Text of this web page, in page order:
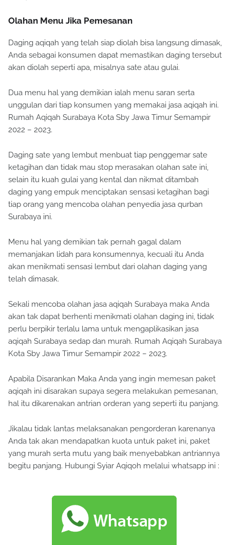
Olahan Menu Jika Pemesanan
Daging aqiqah yang telah siap diolah bisa langsung dimasak,
Anda sebagai konsumen dapat memastikan daging tersebut
akan diolah seperti apa, misalnya sate atau gulai.
Dua menu hal yang demikian ialah menu saran serta
unggulan dari tiap konsumen yang memakai jasa aqiqah ini.
Rumah Aqiqah Surabaya Kota Sby Jawa Timur Semampir
2022 – 2023.
Daging sate yang lembut menbuat tiap penggemar sate
ketagihan dan tidak mau stop merasakan olahan sate ini,
selain itu kuah gulai yang kental dan nikmat ditambah
daging yang empuk menciptakan sensasi ketagihan bagi
tiap orang yang mencoba olahan penyedia jasa qurban
Surabaya ini.
Menu hal yang demikian tak pernah gagal dalam
memanjakan lidah para konsumennya, kecuali itu Anda
akan menikmati sensasi lembut dari olahan daging yang
telah dimasak.
Sekali mencoba olahan jasa aqiqah Surabaya maka Anda
akan tak dapat berhenti menikmati olahan daging ini, tidak
perlu berpikir terlalu lama untuk mengaplikasikan jasa
aqiqah Surabaya sedap dan murah. Rumah Aqiqah Surabaya
Kota Sby Jawa Timur Semampir 2022 – 2023.
Apabila Disarankan Maka Anda yang ingin memesan paket
aqiqah ini disarakan supaya segera melakukan pemesanan,
hal itu dikarenakan antrian orderan yang seperti itu panjang.
Jikalau tidak lantas melaksanakan pengorderan karenanya
Anda tak akan mendapatkan kuota untuk paket ini, paket
yang murah serta mutu yang baik menyebabkan antriannya
begitu panjang. Hubungi Syiar Aqiqoh melalui whatsapp ini :